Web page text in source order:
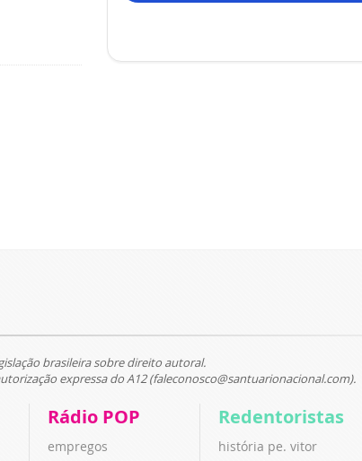
brasileira sobre direito autoral.
expressa do A12 (faleconosco@santuarionacional.com).
Rádio POP
empregos
Redentoristas
história pe. vitor